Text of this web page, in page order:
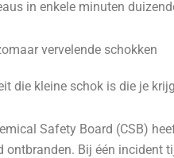
in enkele minuten
vervelende schokken
die kleine schok is die je
Safety Board (CSB)
Bij één